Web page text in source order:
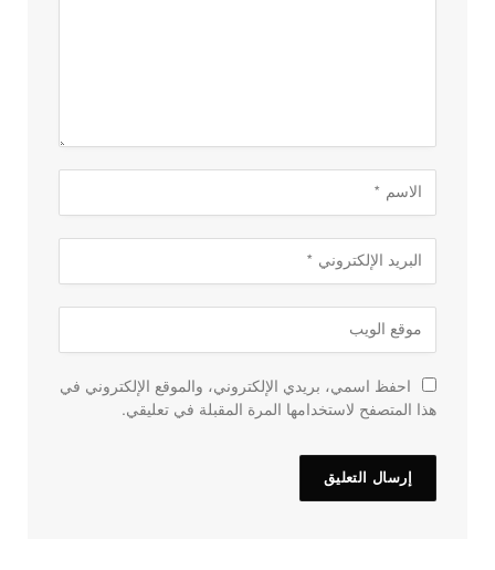
احفظ اسمي، بريدي الإلكتروني، والموقع الإلكتروني في
هذا المتصفح لاستخدامها المرة المقبلة في تعليقي.